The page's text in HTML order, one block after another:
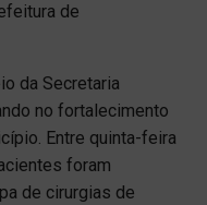
de
da Secretaria
no fortalecimento
Entre quinta-feira
foram
de cirurgias de